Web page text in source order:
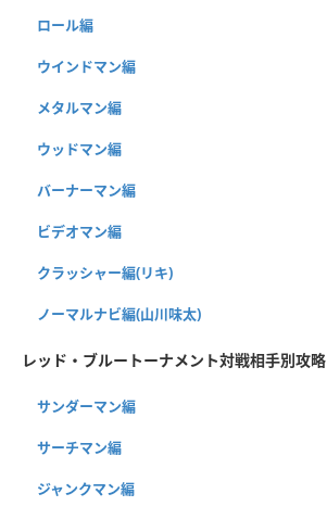
ロール編
ウインドマン編
メタルマン編
ウッドマン編
バーナーマン編
ビデオマン編
クラッシャー編(リキ)
ノーマルナビ編(山川味太)
レッド・ブルートーナメント対戦相手別攻略
サンダーマン編
サーチマン編
ジャンクマン編